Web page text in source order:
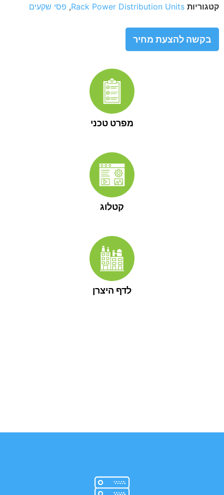
קטגוריות Rack Power Distribution Units
, פסי שקעים
בקשה להצעת מחיר
מפרט טכני
קטלוג
לדף היצרן